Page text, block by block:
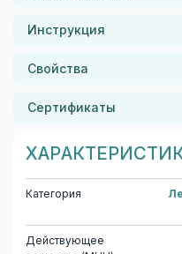
Инструкция
Свойства
Сертификаты
Категория
Действующее